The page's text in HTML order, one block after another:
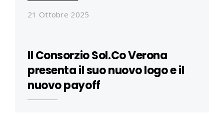
21 Ottobre 2025
Il Consorzio Sol.Co Verona
presenta il suo nuovo logo e il
nuovo payoff